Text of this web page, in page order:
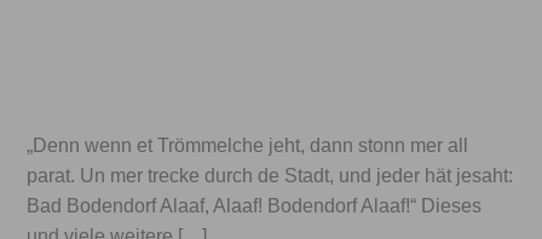
„Denn wenn et Trömmelche jeht, dann stonn mer all
parat. Un mer trecke durch de Stadt, und jeder hät jesaht:
Bad Bodendorf Alaaf, Alaaf! Bodendorf Alaaf!“ Dieses